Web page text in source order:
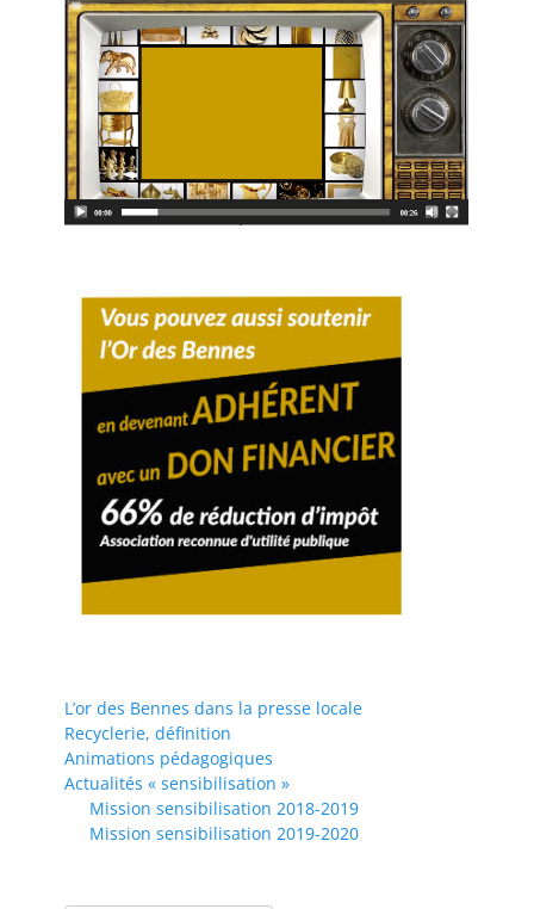
L’or des Bennes dans la presse locale
Recyclerie, définition
Animations pédagogiques
Actualités « sensibilisation »
Mission sensibilisation 2018-2019
Mission sensibilisation 2019-2020